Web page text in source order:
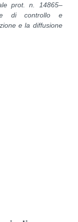
prot. n. 14865–
di controllo e
e la diffusione